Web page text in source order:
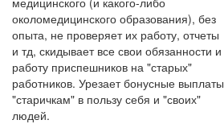
околомедицинского образования), без
опыта, не проверяет их работу, отчеты
и тд, скидывает все свои обязанности и
работу приспешников на "старых"
работников. Урезает бонусные выплаты
"старичкам" в пользу себя и "своих"
людей.